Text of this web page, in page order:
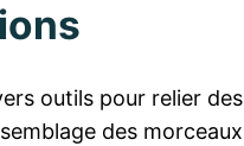
outils pour relier
des